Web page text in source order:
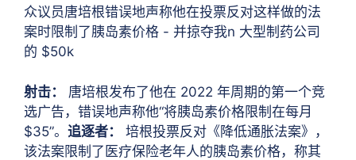
众议员唐培根错误地声称他在投票反对这样做的法
案时限制了胰岛素价格 - 并掠夺我n 大型制药公司
的 $50k
射击：
唐培根发布了他在 2022 年周期的第一个竞
选广告，错误地声称他“将胰岛素价格限制在每月
$35”。 追逐者：
培根投票反对《降低通胀法案》，
该法案限制了医疗保险老年人的胰岛素价格，称其